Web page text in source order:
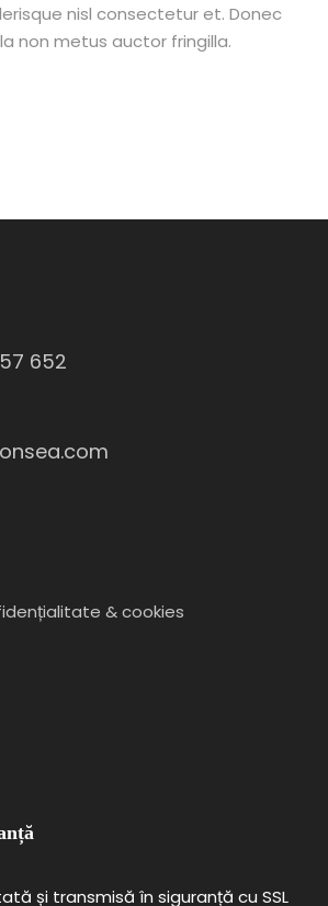
nisl consectetur et. Donec
non metus auctor fringilla.
652
& cookies
și transmisă în siguranță cu SSL